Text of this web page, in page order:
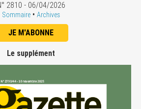
2810 - 06/04/2026
Sommaire • Archives
JE M'ABONNE
Le supplément